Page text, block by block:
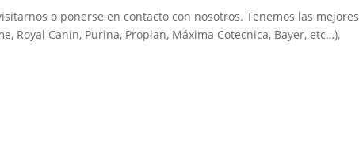
o ponerse en contacto con nosotros. Tenemos las mejores
Royal Canin, Purina, Proplan, Máxima Cotecnica, Bayer, etc…),